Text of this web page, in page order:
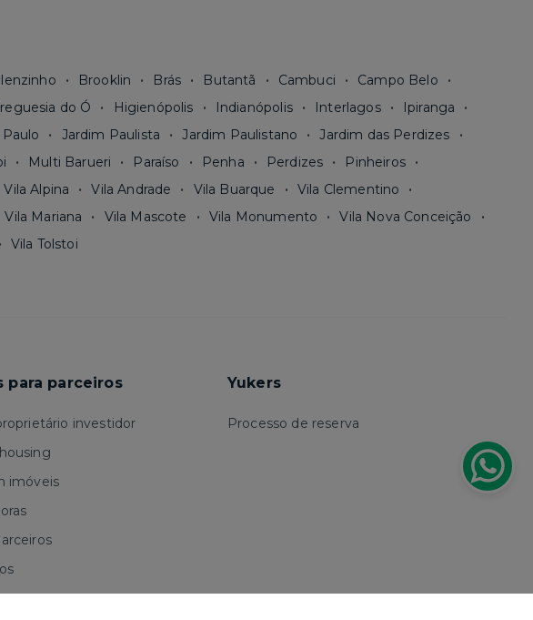
Brooklin Brás Butantã Cambuci
Campo Belo
do Ó Higienópolis Indianópolis Interlagos
Ipiranga
Jardim Paulista Jardim Paulistano
Jardim das Perdizes
Multi Barueri Paraíso Penha Perdizes
Pinheiros
Vila Alpina Vila Andrade Vila Buarque
Vila Clementino
Vila Mariana Vila Mascote Vila Monumento
Vila Nova Conceição
Vila Tolstoi
para parceiros
investidor
imóveis
Yukers
Processo de reserva